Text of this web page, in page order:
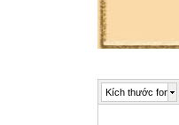
Kích thước font